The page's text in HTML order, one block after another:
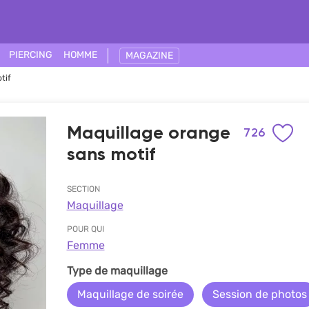
PIERCING HOMME MAGAZINE
Maquillage orange
sans motif
726
SECTION
Maquillage
POUR QUI
Femme
Type de maquillage
Maquillage de soirée
Session de photos